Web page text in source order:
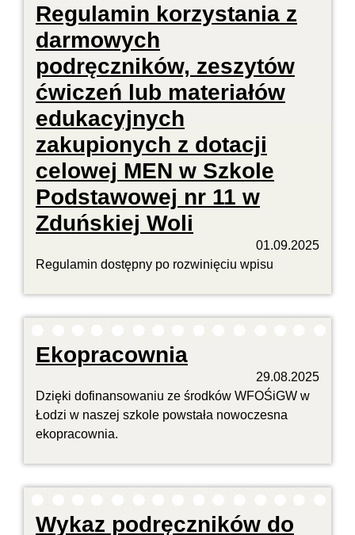
Regulamin korzystania z
darmowych
podręczników, zeszytów
ćwiczeń lub materiałów
edukacyjnych
zakupionych z dotacji
celowej MEN w Szkole
Podstawowej nr 11 w
Zduńskiej Woli
01.09.2025
Regulamin dostępny po rozwinięciu wpisu
Ekopracownia
29.08.2025
Dzięki dofinansowaniu ze środków WFOŚiGW w
Łodzi w naszej szkole powstała nowoczesna
ekopracownia.
Wykaz podręczników do